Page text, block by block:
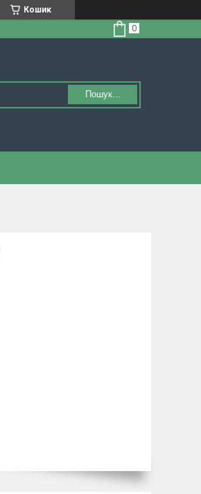
Кошик
Пошук...